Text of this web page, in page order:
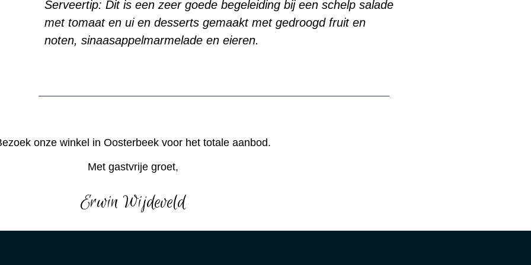
Serveertip: Dit is een zeer goede begeleiding bij een schelp salade
met tomaat en ui en desserts gemaakt met gedroogd fruit en
noten, sinaasappelmarmelade en eieren.
onze winkel in Oosterbeek voor het totale aanbod.
Met gastvrije groet,
Erwin Wijdeveld